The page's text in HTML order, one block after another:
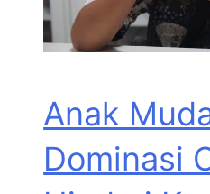
Anak
Dominasi